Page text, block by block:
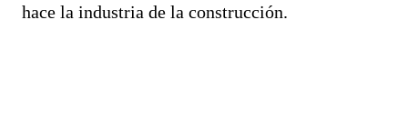
hace la industria de la construcción.